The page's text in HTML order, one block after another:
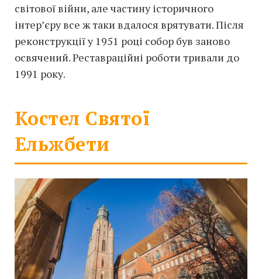
світової війни, але частину історичного
інтер’єру все ж таки вдалося врятувати. Після
реконструкції у 1951 році собор був заново
освячений. Реставраційні роботи тривали до
1991 року.
Костел Святої
Ельжбети